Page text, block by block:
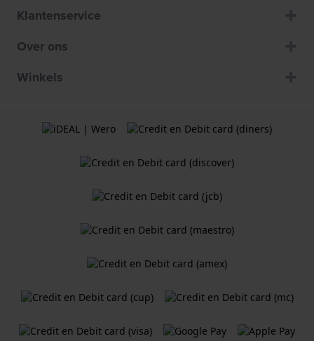
Klantenservice
Over ons
Winkels